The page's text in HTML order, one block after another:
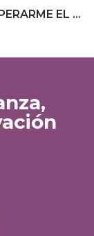
QUIERO OPERARME EL PECHO, ¿QUÉ HAGO?